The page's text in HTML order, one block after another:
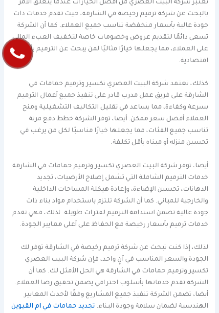
تعتبر شركة البيت العصري من أفضل الخيارات عندما يتعلق الأمر
بالبحث عن شركة ترميم رخيصة في الشارقة، حيث تقدم خدمات ذات
جودة عالية بأسعار منخفضة تناسب جميع العملاء. كما أن الشركة
تسعى دائمًا لتقديم عروض وخصومات خاصة لتخفيف العبء المالي
على العملاء، مما يجعلها خيارًا مثاليًا لمن يبحث عن الترميم بأسعار
اقتصادية.
كذلك، تعتمد شركة البيت العصري تكسير وترميم حمامات في
الشارقة على فريق عمل مدرب قادر على تنفيذ جميع أعمال الترميم
بسرعة وكفاءة، مما يساعد في تقليل التكاليف التشغيلية ومنح
العملاء أفضل سعر ممكن. أيضا، توفر الشركة خطط دفع مرنة
تناسب جميع الفئات، مما يجعلها خيارًا مناسبًا لكل من يرغب في
تحسين منزله أو مبناه بأقل تكلفة.
أيضا، توفر شركة البيت العصري تكسير وترميم حمامات في الشارقة
خدمات الترميم الشاملة التي تشمل إصلاح الأرضيات، تجديد
الدهانات، تحسين الإضاءة، وإعادة هيكلة المساحات الداخلية
والخارجية للمباني. كما أن الشركة تلتزم باستخدام مواد بناء ذات
جودة عالية تضمن استدامة الترميم لفترات طويلة. لذلك، فهي تقدم
خدمات ترميم بأسعار رخيصة مع الحفاظ على أعلى معايير الجودة.
لذلك، إذا كنت تبحث عن شركة ترميم رخيصة في الشارقة توفر لك
الجودة والسعر المناسب في آنٍ واحد، فإن شركة البيت العصري
تكسير وترميم حمامات في الشارقة هي الحل الأمثل لك. كما أن
الشركة تقدم خدماتها بأسلوب احترافي يضمن تحقيق رضا العملاء.
أيضا، تضمن الشركة تنفيذ جميع المشاريع وفقًا لأحدث المعايير
الهندسية لضمان سلامة وجودة البناء. تجديد حمامات في ام القيوين